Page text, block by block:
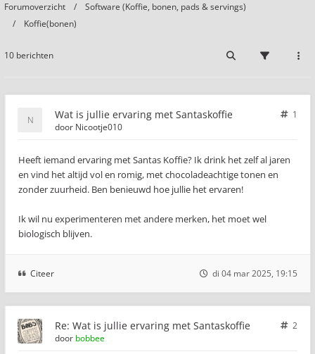
Forumoverzicht
Software (Koffie, bonen, pads & servings)
Koffie(bonen)
10 berichten
Wat is jullie ervaring met Santaskoffie
1
door Nicootje010
Heeft iemand ervaring met Santas Koffie? Ik drink het zelf al jaren
en vind het altijd vol en romig, met chocoladeachtige tonen en
zonder zuurheid. Ben benieuwd hoe jullie het ervaren!
Ik wil nu experimenteren met andere merken, het moet wel
biologisch blijven.
Citeer di 04 mar 2025, 19:15
Re: Wat is jullie ervaring met Santaskoffie
2
door bobbee